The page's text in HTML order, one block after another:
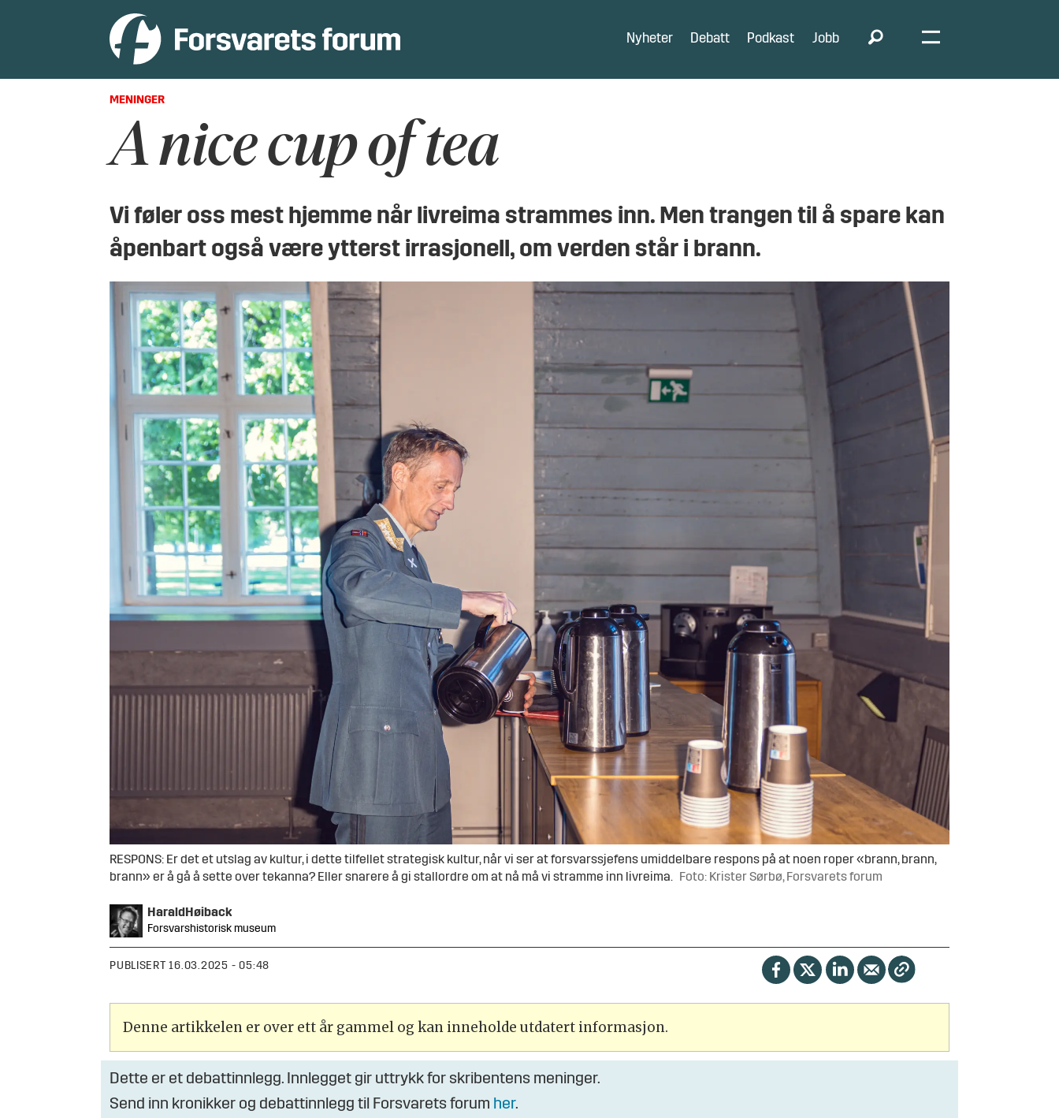
Nyheter Debatt Podkast Jobb
MENINGER
A nice cup of tea
Vi føler oss mest hjemme når livreima strammes inn. Men trangen til å spare kan
åpenbart også være ytterst irrasjonell, om verden står i brann.
RESPONS: Er det et utslag av kultur, i dette tilfellet strategisk kultur, når vi ser at forsvarssjefens umiddelbare respons på at noen roper «brann, brann,
brann» er å gå å sette over tekanna? Eller snarere å gi stallordre om at nå må vi stramme inn livreima.
Foto: Krister Sørbø, Forsvarets forum
HaraldHøiback
Forsvarshistorisk museum
PUBLISERT 16.03.2025 - 05:48
Denne artikkelen er over ett år gammel og kan inneholde utdatert informasjon.
Dette er et debattinnlegg. Innlegget gir uttrykk for skribentens meninger.
Send inn kronikker og debattinnlegg til Forsvarets forum her.